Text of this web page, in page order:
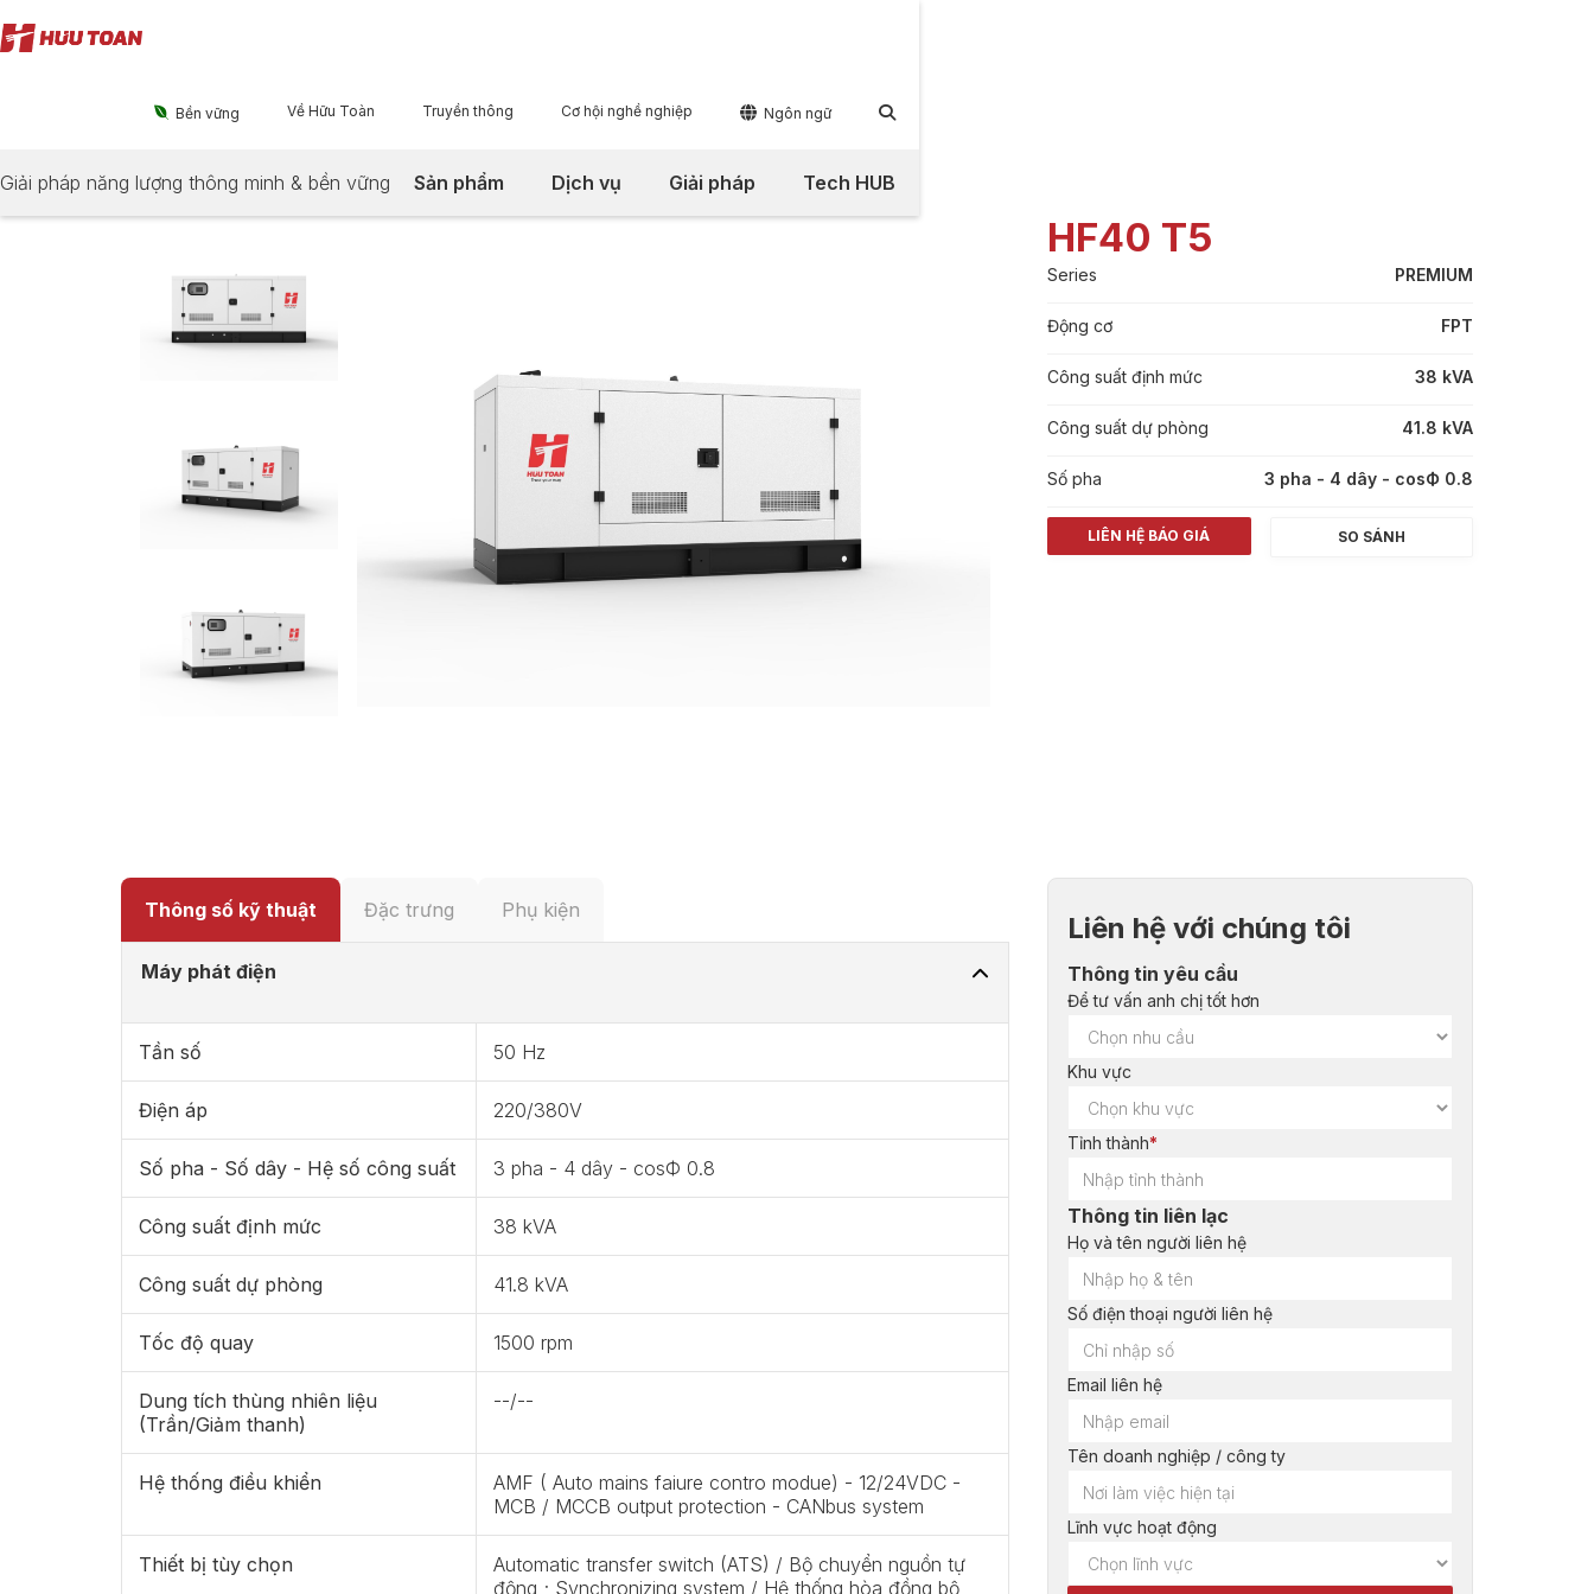
 Bền vững Về Hữu Toàn Truyền thông Cơ hội nghề nghiệp  Ngôn ngữ 
Sản phẩm Dịch vụ Giải pháp Tech HUB
Giải pháp năng lượng thông minh & bền vững
HF40 T5
Series PREMIUM
Động cơ FPT
Công suất định mức 38 kVA
Công suất dự phòng 41.8 kVA
Số pha 3 pha - 4 dây - cosФ 0.8
LIÊN HỆ BÁO GIÁ SO SÁNH
Thông số kỹ thuật Đặc trưng Phụ kiện
Máy phát điện
Tần số 50 Hz
Điện áp 220/380V
Số pha - Số dây - Hệ số công suất 3 pha - 4 dây - cosФ 0.8
Công suất định mức 38 kVA
Công suất dự phòng 41.8 kVA
Tốc độ quay 1500 rpm
Dung tích thùng nhiên liệu
(Trần/Giảm thanh)
--/--
Hệ thống điều khiển
AMF ( Auto mains faiure contro modue) - 12/24VDC -
MCB / MCCB output protection - CANbus system
Thiết bị tùy chọn
Automatic transfer switch (ATS) / Bộ chuyển nguồn tự
động ; Synchronizing system / Hệ thống hòa đồng bộ
Liên hệ với chúng tôi
Thông tin yêu cầu
Để tư vấn anh chị tốt hơn
Khu vực
Tỉnh thành*
Thông tin liên lạc
Họ và tên người liên hệ
Số điện thoại người liên hệ
Email liên hệ
Tên doanh nghiệp / công ty
Lĩnh vực hoạt động